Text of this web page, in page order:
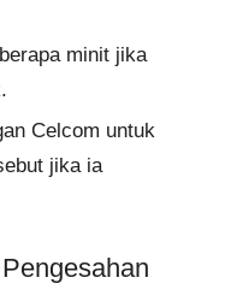
minit jika
Celcom untuk
jika ia